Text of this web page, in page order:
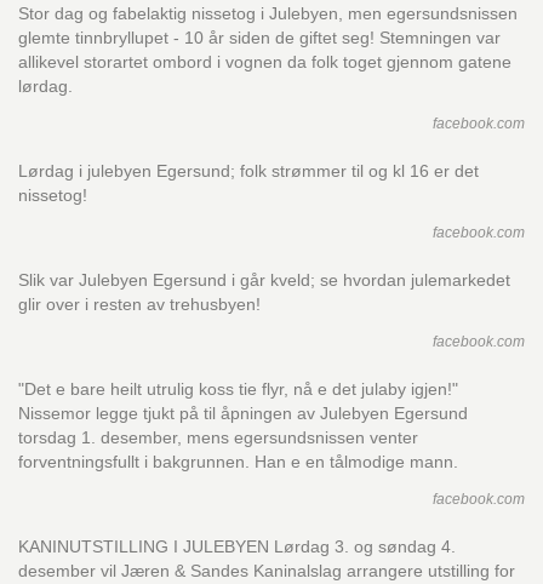
Stor dag og fabelaktig nissetog i Julebyen, men egersundsnissen
glemte tinnbryllupet - 10 år siden de giftet seg! Stemningen var
allikevel storartet ombord i vognen da folk toget gjennom gatene
lørdag.
facebook.com
Lørdag i julebyen Egersund; folk strømmer til og kl 16 er det
nissetog!
facebook.com
Slik var Julebyen Egersund i går kveld; se hvordan julemarkedet
glir over i resten av trehusbyen!
facebook.com
"Det e bare heilt utrulig koss tie flyr, nå e det julaby igjen!"
Nissemor legge tjukt på til åpningen av Julebyen Egersund
torsdag 1. desember, mens egersundsnissen venter
forventningsfullt i bakgrunnen. Han e en tålmodige mann.
facebook.com
KANINUTSTILLING I JULEBYEN Lørdag 3. og søndag 4.
desember vil Jæren & Sandes Kaninalslag arrangere utstilling for